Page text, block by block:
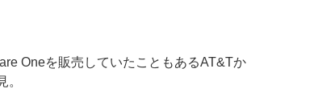
Oneを販売していたこともあるAT&Tか
。